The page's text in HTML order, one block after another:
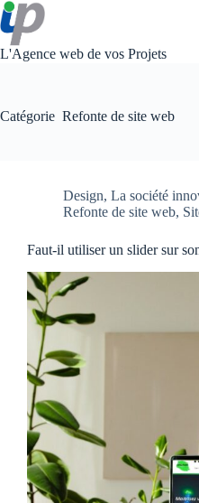
Passer
au
contenu
L'Agence web de vos Projets
Catégorie Refonte de site web
Design, La société
Refonte de site web,
Faut-il utiliser un slider sur